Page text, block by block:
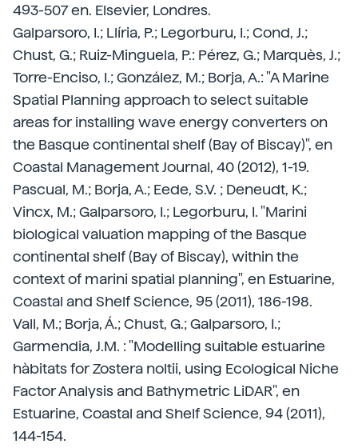
493-507 en. Elsevier, Londres.
Galparsoro, I.; Llíria, P.; Legorburu, I.; Cond, J.;
Chust, G.; Ruiz-Minguela, P.: Pérez, G.; Marquès, J.;
Torre-Enciso, I.; González, M.; Borja, A.: "A Marine
Spatial Planning approach to select suitable
areas for installing wave energy converters on
the Basque continental shelf (Bay of Biscay)", en
Coastal Management Journal, 40 (2012), 1-19.
Pascual, M.; Borja, A.; Eede, S.V. ; Deneudt, K.;
Vincx, M.; Galparsoro, I.; Legorburu, I. "Marini
biological valuation mapping of the Basque
continental shelf (Bay of Biscay), within the
context of marini spatial planning", en Estuarine,
Coastal and Shelf Science, 95 (2011), 186-198.
Vall, M.; Borja, Á.; Chust, G.; Galparsoro, I.;
Garmendia, J.M. : "Modelling suitable estuarine
hàbitats for Zostera noltii, using Ecological Niche
Factor Analysis and Bathymetric LiDAR", en
Estuarine, Coastal and Shelf Science, 94 (2011),
144-154.